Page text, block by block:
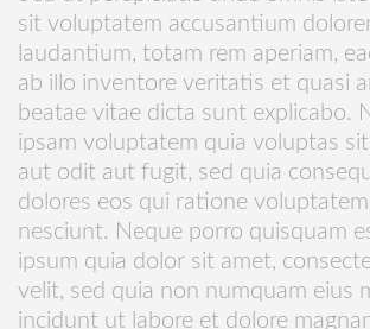
sit voluptatem accusantium
laudantium, totam rem aperiam,
ab illo inventore veritatis et quasi
beatae vitae dicta sunt explicabo.
ipsam voluptatem quia voluptas
aut odit aut fugit, sed quia
dolores eos qui ratione
nesciunt. Neque porro quisquam
ipsum quia dolor sit amet,
velit, sed quia non numquam eius
incidunt ut labore et dolore